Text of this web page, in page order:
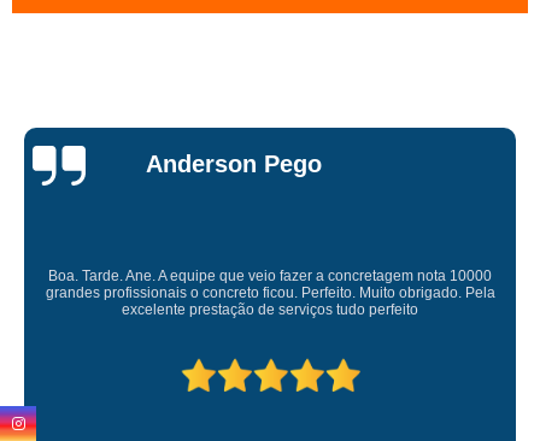
Miriam Ruti
Gostaria de expressar minha sincera gratidão pelo excelente serviço
prestado. É gratificante contar com uma empresa comprometida e pessoas
competente. Obrigado